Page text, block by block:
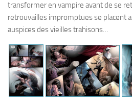
transformer en vampire avant de se
retrouvailles impromptues se placent
auspices des vieilles trahisons…